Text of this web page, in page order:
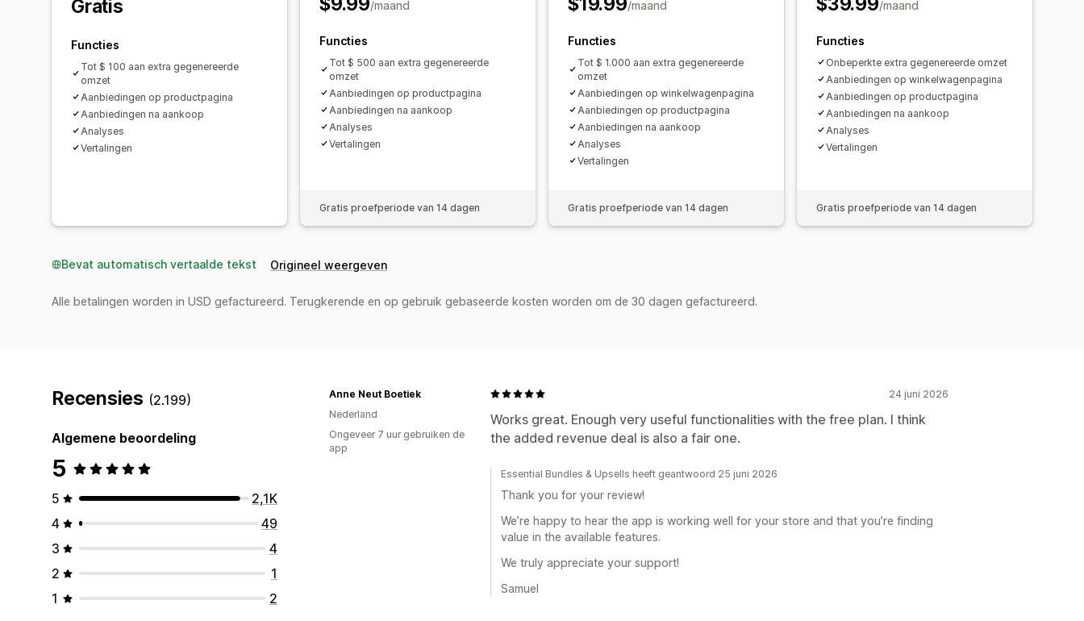
Gratis
Functies
Tot $ 100 aan extra gegenereerde
omzet
Aanbiedingen op productpagina
Aanbiedingen na aankoop
Analyses​
Vertalingen
/maand
Functies
Tot $ 500 aan extra gegenereerde
omzet
Aanbiedingen op productpagina
Aanbiedingen na aankoop
Analyses​
Vertalingen
Gratis proefperiode van 14 dagen
/maand
Functies
Tot $ 1.000 aan extra gegenereerde
omzet
Aanbiedingen op winkelwagenpagina
Aanbiedingen op productpagina
Aanbiedingen na aankoop
Analyses​
Vertalingen
Gratis proefperiode van 14 dagen
/maand
Functies
Onbeperkte extra gegenereerde omzet
Aanbiedingen op winkelwagenpagina
Aanbiedingen op productpagina
Aanbiedingen na aankoop
Analyses​
Vertalingen
Gratis proefperiode van 14 dagen
Bevat automatisch vertaalde tekst Origineel weergeven
Alle betalingen worden in USD gefactureerd. Terugkerende en op gebruik gebaseerde kosten worden om de 30 dagen gefactureerd.
Recensies (2.199)
Algemene beoordeling
5
5
2,1K
4
49
3
4
2
1
1
2
24 juni 2026
Works great. Enough very useful functionalities with the free plan. I think
the added revenue deal is also a fair one.
Anne Neut Boetiek
Nederland
Ongeveer 7 uur gebruiken de
app
Essential Bundles & Upsells heeft geantwoord 25 juni 2026
Thank you for your review!
We’re happy to hear the app is working well for your store and that you’re finding
value in the available features.
We truly appreciate your support!
Samuel